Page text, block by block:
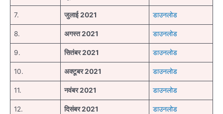
7. जुलाई 2021 डाउनलोड
8. अगस्त 2021 डाउनलोड
9. सितंबर 2021 डाउनलोड
10. अक्टूबर 2021 डाउनलोड
11. नवंबर 2021 डाउनलोड
12. दिसंबर 2021 डाउनलोड